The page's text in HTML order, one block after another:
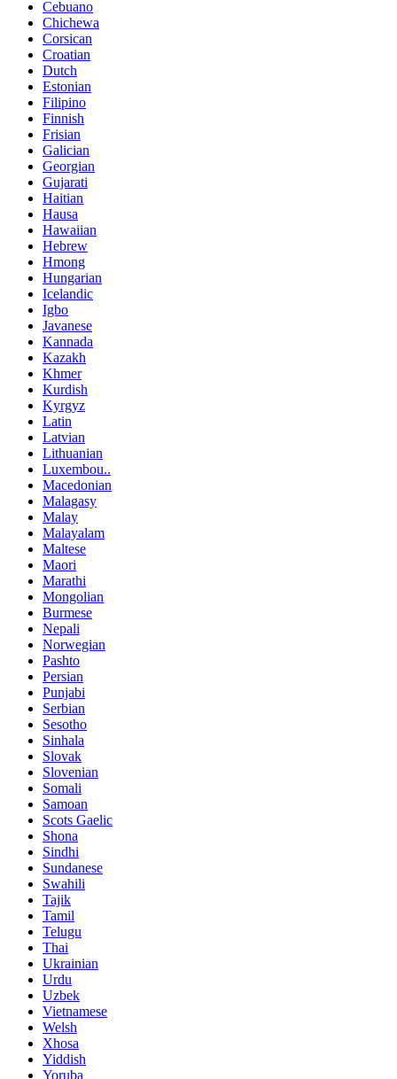
Cebuano
Chichewa
Corsican
Croatian
Dutch
Estonian
Filipino
Finnish
Frisian
Galician
Georgian
Gujarati
Haitian
Hausa
Hawaiian
Hebrew
Hmong
Hungarian
Icelandic
Igbo
Javanese
Kannada
Kazakh
Khmer
Kurdish
Kyrgyz
Latin
Latvian
Lithuanian
Luxembou..
Macedonian
Malagasy
Malay
Malayalam
Maltese
Maori
Marathi
Mongolian
Burmese
Nepali
Norwegian
Pashto
Persian
Punjabi
Serbian
Sesotho
Sinhala
Slovak
Slovenian
Somali
Samoan
Scots Gaelic
Shona
Sindhi
Sundanese
Swahili
Tajik
Tamil
Telugu
Thai
Ukrainian
Urdu
Uzbek
Vietnamese
Welsh
Xhosa
Yiddish
Yoruba